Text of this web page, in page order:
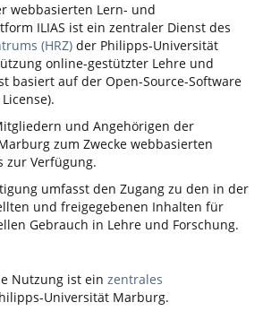
webbasierten Lern- und
ILIAS ist ein zentraler Dienst des
(HRZ) der Philipps-Universität
online-gestützter Lehre und
basiert auf der Open-Source-Software
und Angehörigen der
zum Zwecke webbasierten
zur Verfügung.
umfasst den Zugang zu den in der
und freigegebenen Inhalten für
Gebrauch in Lehre und Forschung.
Nutzung ist ein zentrales
Universität Marburg.